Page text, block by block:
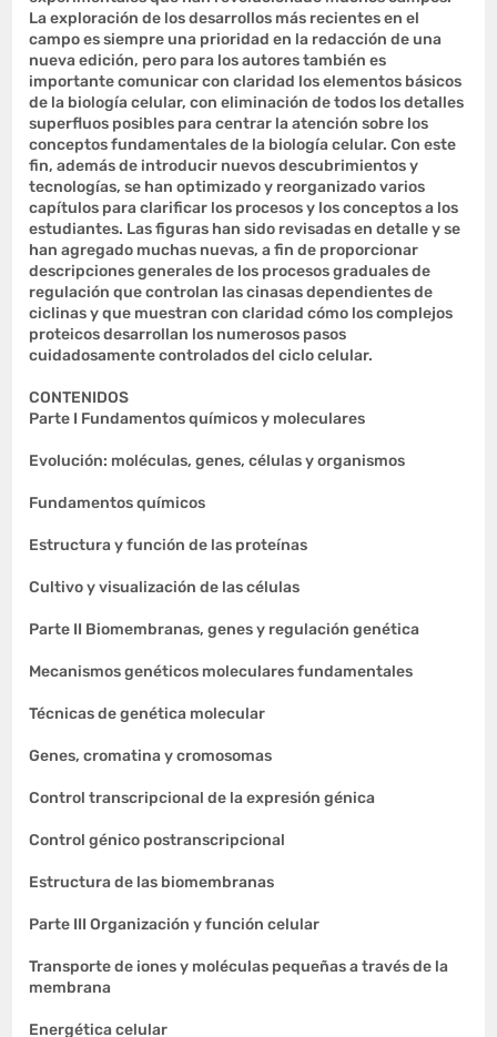
La exploración de los desarrollos más recientes en el
campo es siempre una prioridad en la redacción de una
nueva edición, pero para los autores también es
importante comunicar con claridad los elementos básicos
de la biología celular, con eliminación de todos los detalles
superfluos posibles para centrar la atención sobre los
conceptos fundamentales de la biología celular. Con este
fin, además de introducir nuevos descubrimientos y
tecnologías, se han optimizado y reorganizado varios
capítulos para clarificar los procesos y los conceptos a los
estudiantes. Las figuras han sido revisadas en detalle y se
han agregado muchas nuevas, a fin de proporcionar
descripciones generales de los procesos graduales de
regulación que controlan las cinasas dependientes de
ciclinas y que muestran con claridad cómo los complejos
proteicos desarrollan los numerosos pasos
cuidadosamente controlados del ciclo celular.
CONTENIDOS
Parte I Fundamentos químicos y moleculares
Evolución: moléculas, genes, células y organismos
Fundamentos químicos
Estructura y función de las proteínas
Cultivo y visualización de las células
Parte II Biomembranas, genes y regulación genética
Mecanismos genéticos moleculares fundamentales
Técnicas de genética molecular
Genes, cromatina y cromosomas
Control transcripcional de la expresión génica
Control génico postranscripcional
Estructura de las biomembranas
Parte III Organización y función celular
Transporte de iones y moléculas pequeñas a través de la
membrana
Energética celular